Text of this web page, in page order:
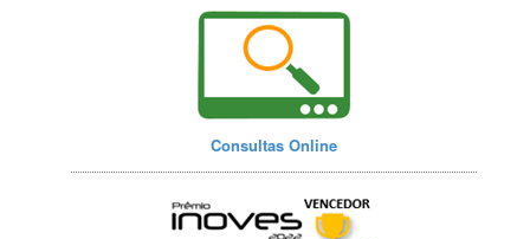
Consultas Online